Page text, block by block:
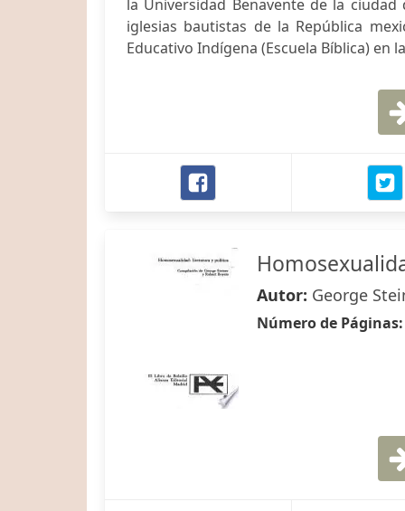
la Universidad Benavente de la
iglesias bautistas de la República
Educativo Indígena (Escuela Bíblica) en
Autor: George
Número de